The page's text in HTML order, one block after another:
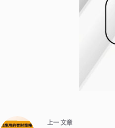
上一 文章